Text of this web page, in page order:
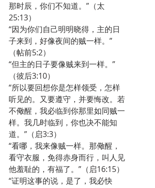
那时辰，你们不知道。”（太
25:13）
“因为你们自己明明晓得，主的日
子来到，好像夜间的贼一样。”
（帖前5:2）
“但主的日子要像贼来到一样。”
（彼后3:10）
“所以要回想你是怎样领受，怎样
听见的。又要遵守，并要悔改。若
不儆醒，我必临到你那里如同贼一
样。我几时临到，你也决不能知
道。”（启3:3）
“看哪，我来像贼一样。那儆醒，
看守衣服，免得赤身而行，叫人见
他羞耻的，有福了。”（启16:15）
“证明这事的说，是了，我必快